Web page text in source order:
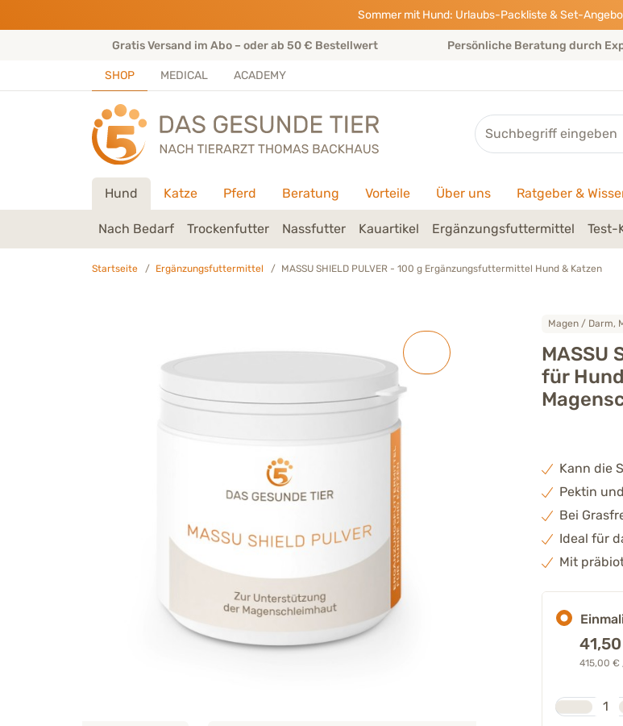
Sommer mit Hund: Urlaubs-Packliste & Set-
Gratis Versand im Abo – oder ab 50 € Bestellwert Persönliche Beratung durch
SHOP MEDICAL ACADEMY
Suche
Hund Katze Pferd Beratung Vorteile Über uns Ratgeber &
Nach Bedarf Trockenfutter Nassfutter Kauartikel Ergänzungsfuttermittel Test-
Startseite Ergänzungsfuttermittel MASSU SHIELD PULVER - 100 g Ergänzungsfuttermittel Hund & Katzen
Magen / Darm,
MASSU
für
Kann die
Pektin
Bei
Ideal für
Mit
41,50
415,00 €